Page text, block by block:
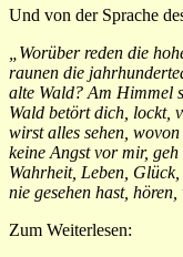
Und von der Sprache
„Worüber reden die
raunen die
alte Wald? Am Himmel
Wald betört dich, lockt,
wirst alles sehen,
keine Angst vor mir,
Wahrheit, Leben,
nie gesehen hast,
Zum Weiterlesen: